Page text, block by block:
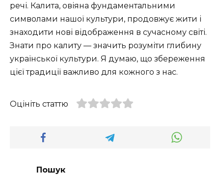
речі. Калита, овіяна фундаментальними
символами нашої культури, продовжує жити і
знаходити нові відображення в сучасному світі.
Знати про калиту — значить розуміти глибину
української культури. Я думаю, що збереження
цієї традиції важливо для кожного з нас.
Оцініть статтю
Пошук